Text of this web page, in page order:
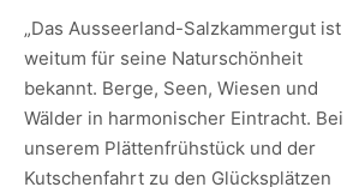
„Das Ausseerland-Salzkammergut ist
weitum für seine Naturschönheit
bekannt. Berge, Seen, Wiesen und
Wälder in harmonischer Eintracht. Bei
unserem Plättenfrühstück und der
Kutschenfahrt zu den Glücksplätzen